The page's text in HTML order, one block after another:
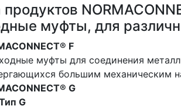
продуктов
муфты, для
F
муфты для соединения
большим механическим
G
G